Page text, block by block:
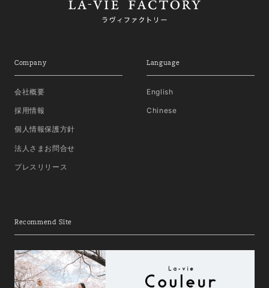
Company
会社概要
採用情報
個人情報保護方針
法人さまお問合せ
プレスリリース
Language
English
Chinese
Recommend Site